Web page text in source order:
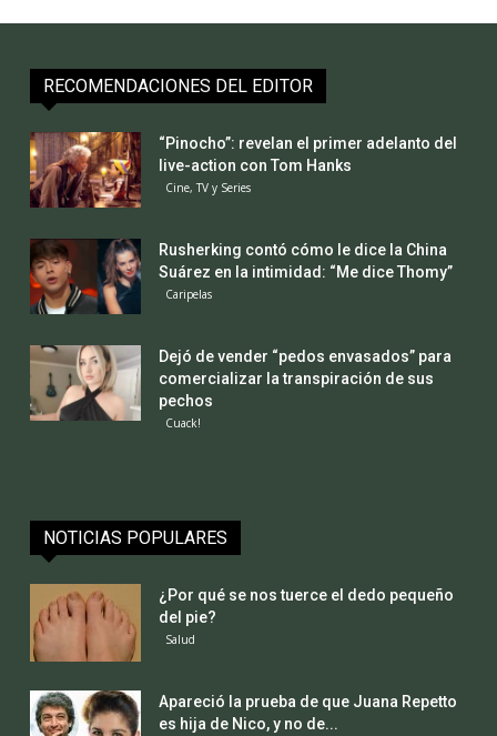
RECOMENDACIONES DEL EDITOR
“Pinocho”: revelan el primer adelanto del
live-action con Tom Hanks
Cine, TV y Series
Rusherking contó cómo le dice la China
Suárez en la intimidad: “Me dice Thomy”
Caripelas
Dejó de vender “pedos envasados” para
comercializar la transpiración de sus
pechos
Cuack!
NOTICIAS POPULARES
¿Por qué se nos tuerce el dedo pequeño
del pie?
Salud
Apareció la prueba de que Juana Repetto
es hija de Nico, y no de...